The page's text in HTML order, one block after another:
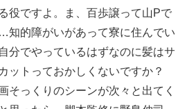
役ですよ。ま、百歩譲って山Pで
的障がいがあって寮に住んでい
分でやっているはずなのに髪はサ
ットっておかしくないですか？
そっくりのシーンが次々と出てく